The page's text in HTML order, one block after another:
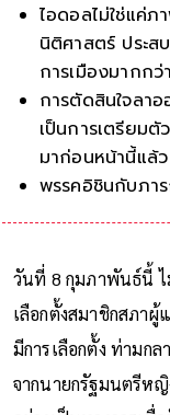
ไอดอลไม่ใช่แค่
นิติศาสตร์ ประส
การเมืองมากก
การตัดสินใจลา
เป็นการเตรียมตั
มาก่อนหน้านี้แล้ว
พรรคอิชินกับภาร
วันที่ 8 กุมภาพันธ์นี้ ไ
เลือกตั้งสมาชิกสภา
มีการเลือกตั้ง ท่ามก
จากนายกรัฐมนตรีหญิ